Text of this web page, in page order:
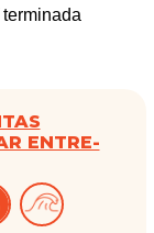
ENTRE-